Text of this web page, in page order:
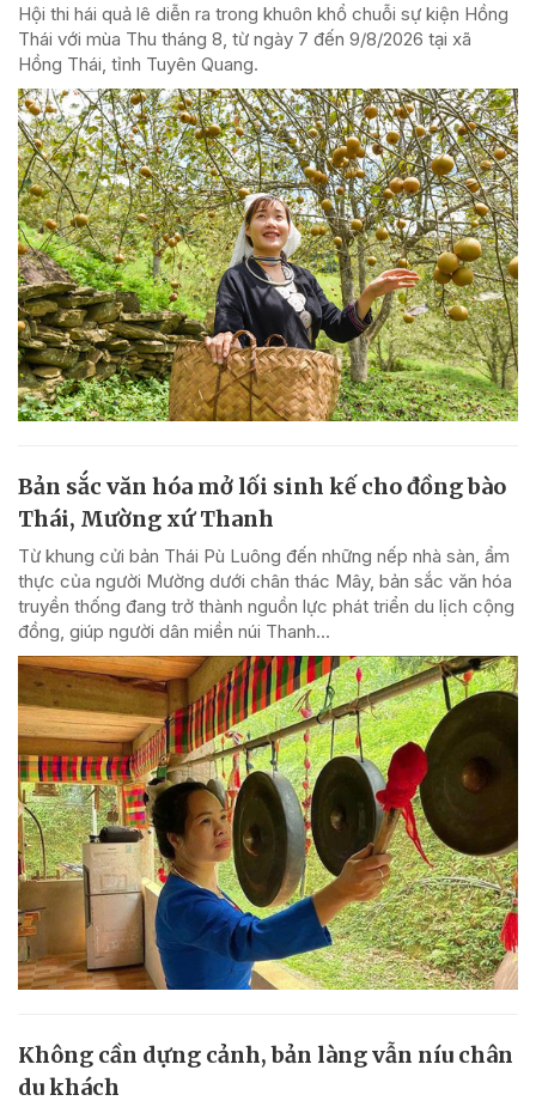
Hội thi hái quả lê diễn ra trong khuôn khổ chuỗi sự kiện Hồng
Thái với mùa Thu tháng 8, từ ngày 7 đến 9/8/2026 tại xã
Hồng Thái, tỉnh Tuyên Quang.
Bản sắc văn hóa mở lối sinh kế cho đồng bào
Thái, Mường xứ Thanh
Từ khung cửi bản Thái Pù Luông đến những nếp nhà sàn, ẩm
thực của người Mường dưới chân thác Mây, bản sắc văn hóa
truyền thống đang trở thành nguồn lực phát triển du lịch cộng
đồng, giúp người dân miền núi Thanh...
Không cần dựng cảnh, bản làng vẫn níu chân
du khách